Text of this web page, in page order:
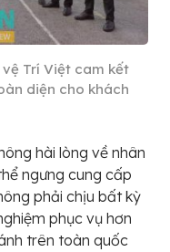
Trí Việt cam kết
diện cho khách
hài lòng về nhân
ngưng cung cấp
phải chịu bất kỳ
phục vụ hơn
trên toàn quốc